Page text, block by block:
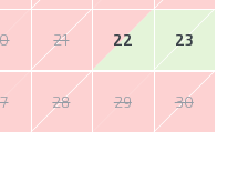
21 22 23
28 29 30